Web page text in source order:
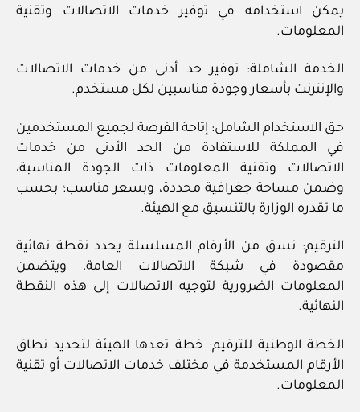
يمكن استخدامه في توفير خدمات الاتصالات وتقنية
المعلومات.
الخدمة الشاملة: توفير حد أدنى من خدمات الاتصالات
والإنترنت بأسعار وجودة مناسبين لكل مستخدم.
حق الاستخدام الشامل: إتاحة الفرصة لجميع المستخدمين
في المملكة للاستفادة من الحد الأدنى من خدمات
الاتصالات وتقنية المعلومات ذات الجودة المناسبة،
وضمن مساحة جغرافية محددة، وبسعر مناسب؛ بحسب
ما تقدره الوزارة بالتنسيق مع الهيئة.
الترقيم: نسق من الأرقام المسلسلة يحدد نقطة نهائية
مقصودة في شبكة الاتصالات العامة، ويتضمن
المعلومات الضرورية لتوجيه الاتصالات إلى هذه النقطة
النهائية.
الخطة الوطنية للترقيم: خطة تعدها الهيئة لتحديد نطاق
الأرقام المستخدمة في مختلف خدمات الاتصالات أو تقنية
المعلومات.